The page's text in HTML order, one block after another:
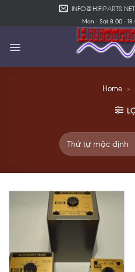
INFO@HIFIPARTS.NET
Mon - Sat 8.00 -
Home »